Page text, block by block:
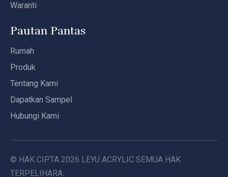
Waranti
Pautan Pantas
Rumah
Produk
Tentang Kami
Dapatkan Sampel
Hubungi Kami
© HAK CIPTA 2026 LEYU ACRYLIC SEMUA HAK
TERPELIHARA.